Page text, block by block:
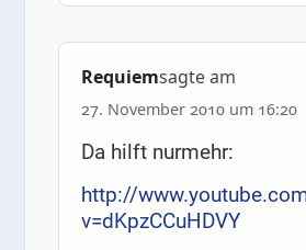
Requiemsagte am
27. November 2010 um 16:20
Da hilft nurmehr:
http://
v=dKpzCCuHDVY